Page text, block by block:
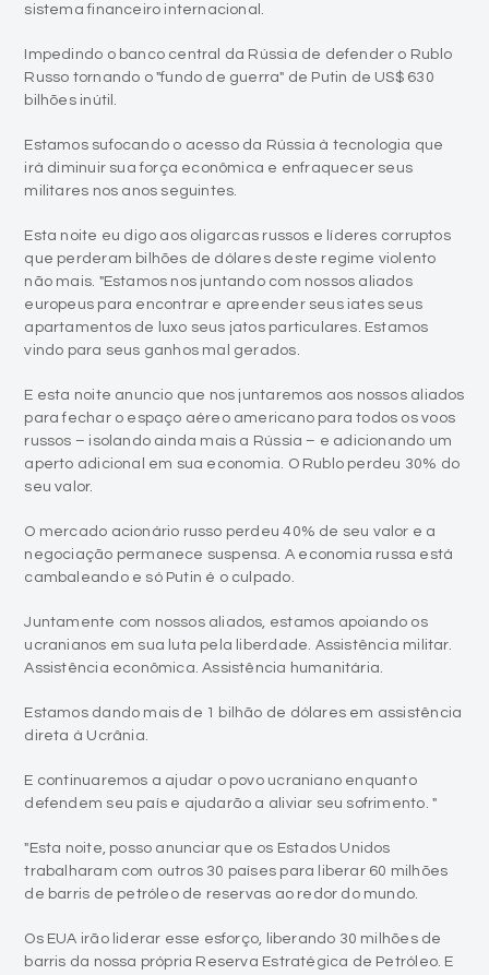
sistema financeiro internacional.
Impedindo o banco central da Rússia de defender o Rublo
Russo tornando o "fundo de guerra" de Putin de US$ 630
bilhões inútil.
Estamos sufocando o acesso da Rússia à tecnologia que
irá diminuir sua força econômica e enfraquecer seus
militares nos anos seguintes.
Esta noite eu digo aos oligarcas russos e líderes corruptos
que perderam bilhões de dólares deste regime violento
não mais. "Estamos nos juntando com nossos aliados
europeus para encontrar e apreender seus iates seus
apartamentos de luxo seus jatos particulares. Estamos
vindo para seus ganhos mal gerados.
E esta noite anuncio que nos juntaremos aos nossos aliados
para fechar o espaço aéreo americano para todos os voos
russos – isolando ainda mais a Rússia – e adicionando um
aperto adicional em sua economia. O Rublo perdeu 30% do
seu valor.
O mercado acionário russo perdeu 40% de seu valor e a
negociação permanece suspensa. A economia russa está
cambaleando e só Putin é o culpado.
Juntamente com nossos aliados, estamos apoiando os
ucranianos em sua luta pela liberdade. Assistência militar.
Assistência econômica. Assistência humanitária.
Estamos dando mais de 1 bilhão de dólares em assistência
direta à Ucrânia.
E continuaremos a ajudar o povo ucraniano enquanto
defendem seu país e ajudarão a aliviar seu sofrimento. "
"Esta noite, posso anunciar que os Estados Unidos
trabalharam com outros 30 países para liberar 60 milhões
de barris de petróleo de reservas ao redor do mundo.
Os EUA irão liderar esse esforço, liberando 30 milhões de
barris da nossa própria Reserva Estratégica de Petróleo. E